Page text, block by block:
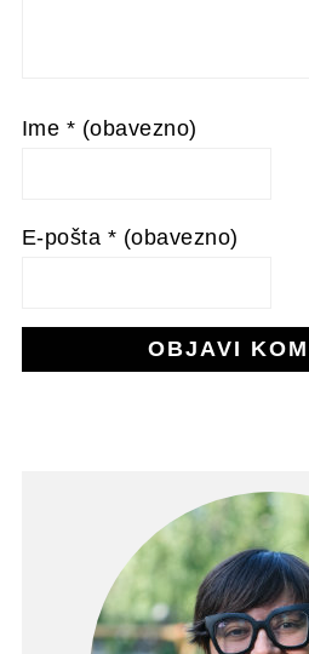
Ime * (obavezno)
E-pošta * (obavezno)